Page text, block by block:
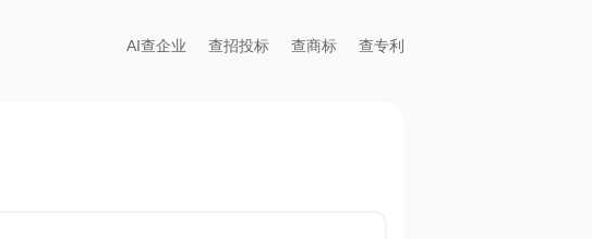
AI查企业 查招投标 查商标 查专利